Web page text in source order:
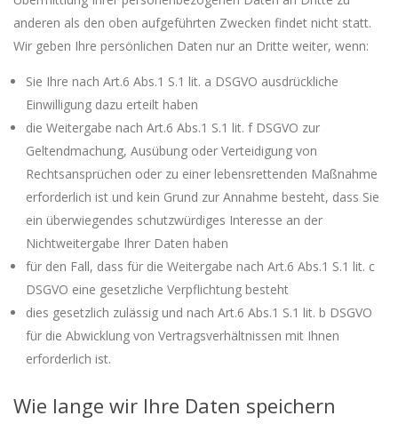
anderen als den oben aufgeführten Zwecken findet nicht statt.
Wir geben Ihre persönlichen Daten nur an Dritte weiter, wenn:
Sie Ihre nach Art.6 Abs.1 S.1 lit. a DSGVO ausdrückliche
Einwilligung dazu erteilt haben
die Weitergabe nach Art.6 Abs.1 S.1 lit. f DSGVO zur
Geltendmachung, Ausübung oder Verteidigung von
Rechtsansprüchen oder zu einer lebensrettenden Maßnahme
erforderlich ist und kein Grund zur Annahme besteht, dass Sie
ein überwiegendes schutzwürdiges Interesse an der
Nichtweitergabe Ihrer Daten haben
für den Fall, dass für die Weitergabe nach Art.6 Abs.1 S.1 lit. c
DSGVO eine gesetzliche Verpflichtung besteht
dies gesetzlich zulässig und nach Art.6 Abs.1 S.1 lit. b DSGVO
für die Abwicklung von Vertragsverhältnissen mit Ihnen
erforderlich ist.
Wie lange wir Ihre Daten speichern